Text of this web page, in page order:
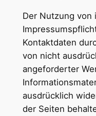
Der Nutzung von
Kontaktdaten
von nicht
angeforderter
ausdrücklich
der Seiten